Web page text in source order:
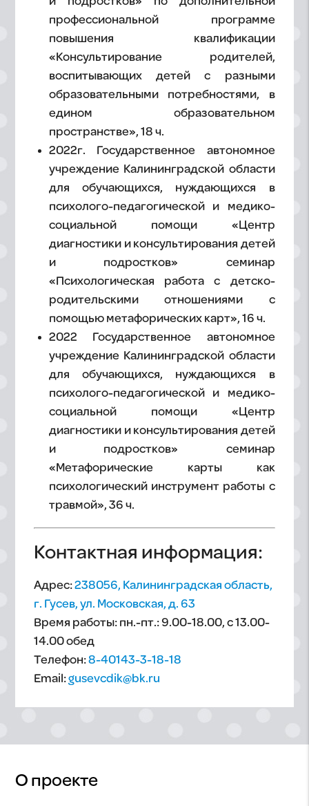
профессиональной программе
повышения квалификации
«Консультирование родителей,
воспитывающих детей с разными
образовательными потребностями, в
едином образовательном
пространстве», 18 ч.
2022г. Государственное автономное
учреждение Калининградской области
для обучающихся, нуждающихся в
психолого-педагогической и медико-
социальной помощи «Центр
диагностики и консультирования детей
и подростков» семинар
«Психологическая работа с детско-
родительскими отношениями с
помощью метафорических карт», 16 ч.
2022 Государственное автономное
учреждение Калининградской области
для обучающихся, нуждающихся в
психолого-педагогической и медико-
социальной помощи «Центр
диагностики и консультирования детей
и подростков» семинар
«Метафорические карты как
психологический инструмент работы с
травмой», 36 ч.
Контактная информация:
Адрес:238056, Калининградская область,
г. Гусев, ул. Московская, д. 63
Время работы: пн.-пт.: 9.00-18.00, с 13.00-
14.00 обед
Телефон:8-40143-3-18-18
Email:gusevcdik@bk.ru
О проекте